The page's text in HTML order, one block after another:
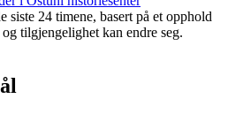
siste 24 timene, basert på et opphold
tilgjengelighet kan endre seg.